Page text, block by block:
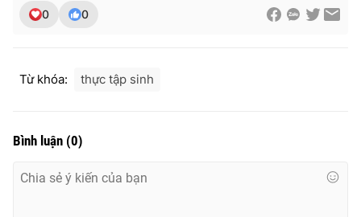
0 0
Từ khóa: thực tập sinh
Bình luận (0)